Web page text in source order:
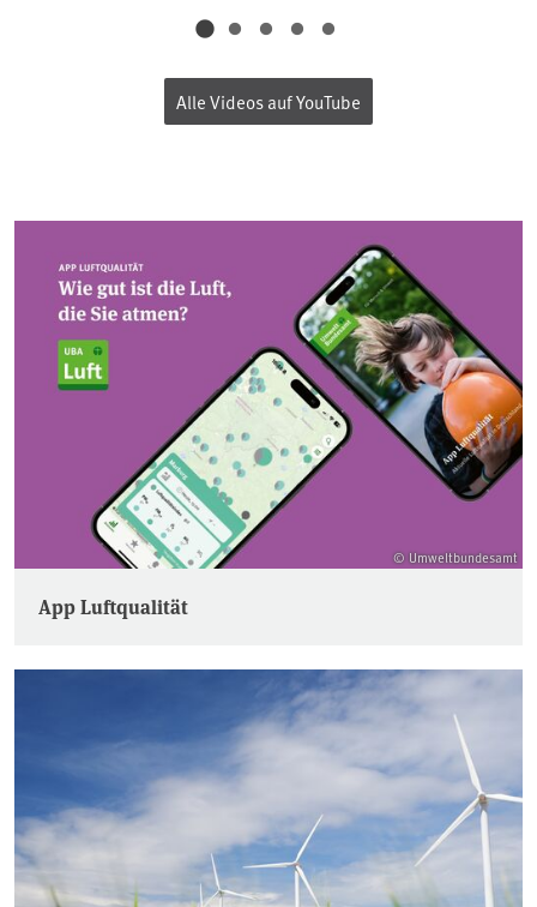
Alle Videos auf YouTube
© Umweltbundesamt
App Luftqualität